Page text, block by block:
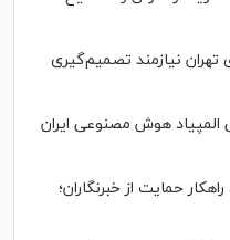
تهران نیازمند تصمیم‌گیری
هوش مصنوعی ایران
حمایت از خبرنگاران؛